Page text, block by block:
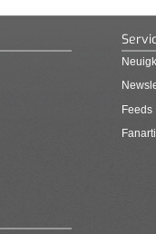
Feeds